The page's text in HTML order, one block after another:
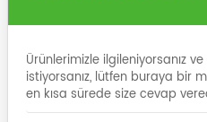
Ürünlerimizle ilgileniyorsanız
istiyorsanız, lütfen buraya bir
en kısa sürede size cevap